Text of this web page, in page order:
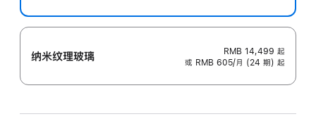
纳米纹理玻璃 RMB 14,499 起
或 RMB 605/月 (24 期) 起